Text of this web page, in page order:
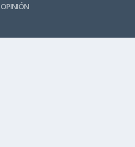
OPINIÓN